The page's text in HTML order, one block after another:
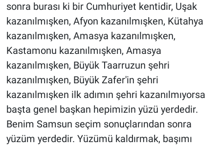
sonra burası ki bir Cumhuriyet kentidir, Uşak
kazanılmışken, Afyon kazanılmışken, Kütahya
kazanılmışken, Amasya kazanılmışken,
Kastamonu kazanılmışken, Amasya
kazanılmışken, Büyük Taarruzun şehri
kazanılmışken, Büyük Zafer'in şehri
kazanılmışken ilk adımın şehri kazanılmıyorsa
başta genel başkan hepimizin yüzü yerdedir.
Benim Samsun seçim sonuçlarından sonra
yüzüm yerdedir. Yüzümü kaldırmak, başımı